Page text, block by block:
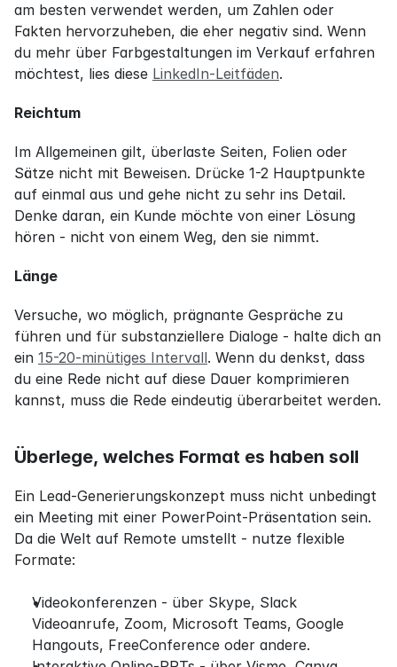
am besten verwendet werden, um Zahlen oder
Fakten hervorzuheben, die eher negativ sind. Wenn
du mehr über Farbgestaltungen im Verkauf erfahren
möchtest, lies diese LinkedIn-Leitfäden.
Reichtum
Im Allgemeinen gilt, überlaste Seiten, Folien oder
Sätze nicht mit Beweisen. Drücke 1-2 Hauptpunkte
auf einmal aus und gehe nicht zu sehr ins Detail.
Denke daran, ein Kunde möchte von einer Lösung
hören - nicht von einem Weg, den sie nimmt.
Länge
Versuche, wo möglich, prägnante Gespräche zu
führen und für substanziellere Dialoge - halte dich an
ein 15-20-minütiges Intervall. Wenn du denkst, dass
du eine Rede nicht auf diese Dauer komprimieren
kannst, muss die Rede eindeutig überarbeitet werden.
Überlege, welches Format es haben soll
Ein Lead-Generierungskonzept muss nicht unbedingt
ein Meeting mit einer PowerPoint-Präsentation sein.
Da die Welt auf Remote umstellt - nutze flexible
Formate:
Videokonferenzen - über Skype, Slack
Videoanrufe, Zoom, Microsoft Teams, Google
Hangouts, FreeConference oder andere.